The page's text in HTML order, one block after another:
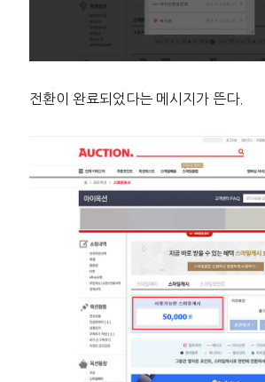
전환이 완료되었다는 메시지가 뜬다.